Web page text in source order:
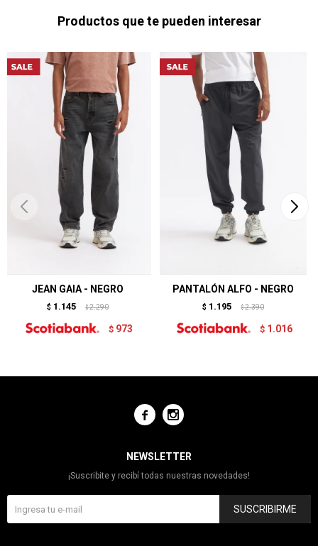
Productos que te pueden interesar
JEAN GAIA - NEGRO
$ 1.145 $ 2.290
$ 973
PANTALÓN ALFO - NEGRO
$ 1.195 $ 2.390
$ 1.016
 
NEWSLETTER
¡Suscribite y recibí todas nuestras novedades!
SUSCRIBIRME